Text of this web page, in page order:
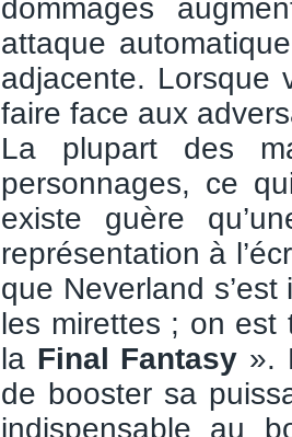
dommages
attaque
adjacente. Lorsque
faire face aux
La plupart des
personnages, ce
existe guère
représentation à
que Neverland
les mirettes ; on est
la Final Fantasy ».
de booster sa
indispensable au